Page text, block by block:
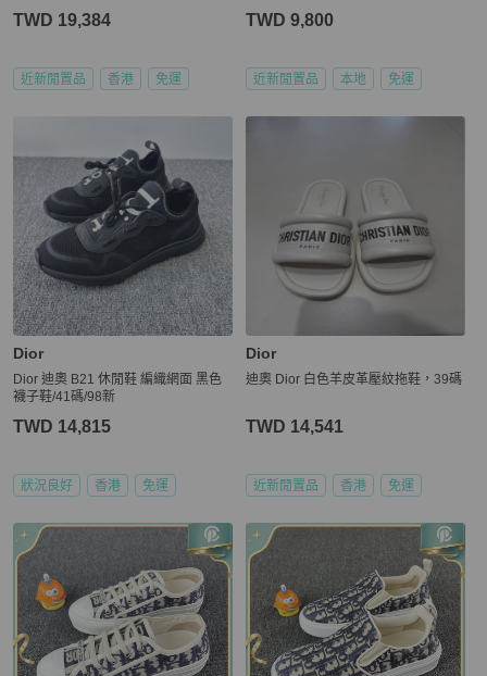
TWD 19,384
近新閒置品 香港 免運
TWD 9,800
近新閒置品 本地 免運
Dior
Dior 迪奧 B21 休閒鞋 編織網面 黑色
襪子鞋/41碼/98新
TWD 14,815
狀況良好 香港 免運
Dior
迪奧 Dior 白色羊皮革壓紋拖鞋，39碼
TWD 14,541
近新閒置品 香港 免運